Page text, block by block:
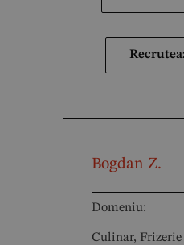
Bogdan Z.
Domeniu:
Culinar, Frizerie